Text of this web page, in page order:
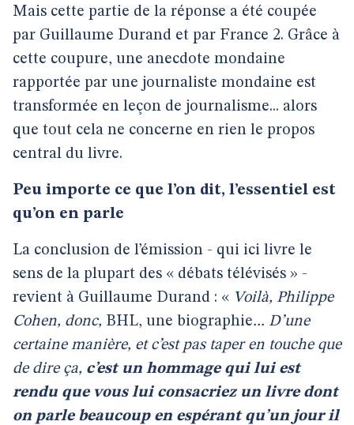
Mais cette partie de la réponse a été coupée
par Guillaume Durand et par France 2. Grâce à
cette coupure, une anecdote mondaine
rapportée par une journaliste mondaine est
transformée en leçon de journalisme... alors
que tout cela ne concerne en rien le propos
central du livre.
Peu importe ce que l’on dit, l’essentiel est
qu’on en parle
La conclusion de l’émission - qui ici livre le
sens de la plupart des « débats télévisés » -
revient à Guillaume Durand : « Voilà, Philippe
Cohen, donc, BHL, une biographie... D’une
certaine manière, et c’est pas taper en touche que
de dire ça, c’est un hommage qui lui est
rendu que vous lui consacriez un livre dont
on parle beaucoup en espérant qu’un jour il